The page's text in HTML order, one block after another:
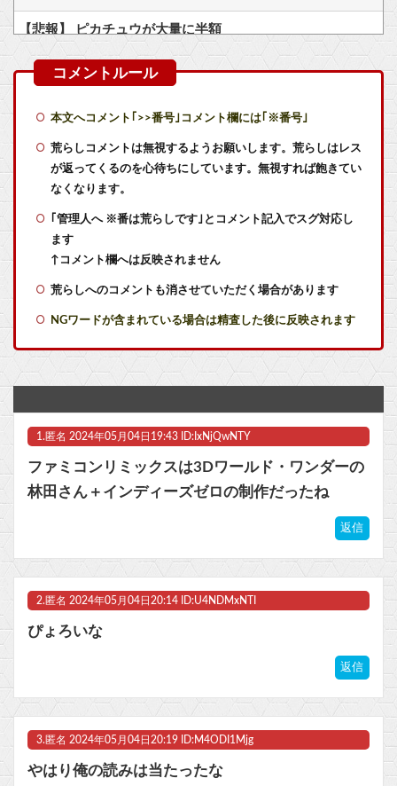
【悲報】 ピカチュウが大量に半額
フロム以外の高難易度ゲーをやらない理由ｗｗｗｗ
【艦これ】授業中に居眠りふぶき 他
【艦これ】煙幕してんのに大暴れしすぎちゃうか？
【艦これ】デイス 他
【悲報】Z世代「求刑7年のジャンポケ斎藤は口封じに被害者殺した方が量刑軽かっただろ」←1万いいね他
【衝撃】『ワンピース』の「世界に5種しかない飛行能力」の謎、最新巻でついに判明するも、あまりに真相がひどいと荒れてしまうｗｗｗｗｗ
メトロイドプライム4 新品が2999円に…
花宮初奈さん、バンドリで早くも大人気ｗｗｗｗ他
【ウマ娘】バッドイベントの中でもサボり癖だけは許さん
ビットコイン再び1600万円へ。ドル円は147円に
Powered by livedoor 相互RSS
本文へコメント｢>>番号｣コメント欄には｢※番号｣
荒らしコメントは無視するようお願いします。荒らしはレス
が返ってくるのを心待ちにしています。無視すれば飽きてい
なくなります。
｢管理人へ ※番は荒らしです｣とコメント記入でスグ対応し
ます
↑コメント欄へは反映されません
荒らしへのコメントも消させていただく場合があります
NGワードが含まれている場合は精査した後に反映されます
1. 匿名 2024年05月04日19:43 ID:IxNjQwNTY
ファミコンリミックスは3Dワールド・ワンダーの
林田さん＋インディーズゼロの制作だったね
返信
2. 匿名 2024年05月04日20:14 ID:U4NDMxNTI
ぴょろいな
返信
3. 匿名 2024年05月04日20:19 ID:M4ODI1Mjg
やはり俺の読みは当たったな